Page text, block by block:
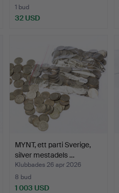
1 bud
32 USD
MYNT, ett parti Sverige,
silver mestadels …
Klubbades 26 apr 2026
8 bud
1 003 USD